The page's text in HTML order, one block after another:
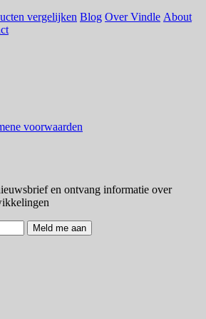
vergelijken Blog Over Vindle About
voorwaarden
en ontvang informatie over
Meld me aan